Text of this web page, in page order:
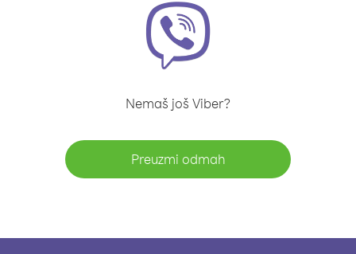
Nemaš još Viber?
Preuzmi odmah